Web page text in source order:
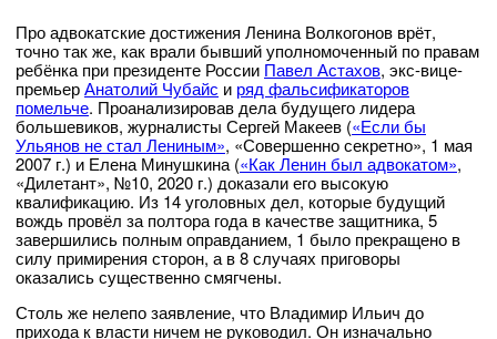
Про адвокатские достижения Ленина Волкогонов врёт,
точно так же, как врали бывший уполномоченный по правам
ребёнка при президенте России Павел Астахов, экс-вице-
премьерАнатолий Чубайс и ряд фальсификаторов
помельче. Проанализировав дела будущего лидера
большевиков, журналисты Сергей Макеев («Если бы
Ульянов не стал Лениным», «Совершенно секретно», 1 мая
2007 г.) и Елена Минушкина («Как Ленин был адвокатом»,
«Дилетант», №10, 2020 г.) доказали его высокую
квалификацию. Из 14 уголовных дел, которые будущий
вождь провёл за полтора года в качестве защитника, 5
завершились полным оправданием, 1 было прекращено в
силу примирения сторон, а в 8 случаях приговоры
оказались существенно смягчены.
Столь же нелепо заявление, что Владимир Ильич до
прихода к власти ничем не руководил. Он изначально